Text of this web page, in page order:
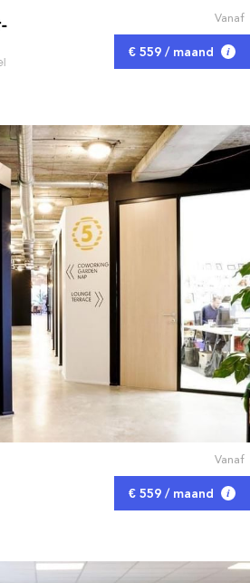
Vanaf
€ 559 / maand
Vanaf
€ 559 / maand